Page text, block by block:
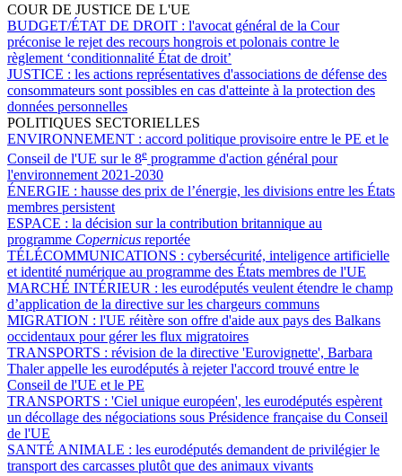
COUR DE JUSTICE DE L'UE
BUDGET/ÉTAT DE DROIT : l'avocat général de la Cour
préconise le rejet des recours hongrois et polonais contre le
règlement ‘conditionnalité État de droit’
JUSTICE : les actions représentatives d'associations de défense des
consommateurs sont possibles en cas d'atteinte à la protection des
données personnelles
POLITIQUES SECTORIELLES
ENVIRONNEMENT : accord politique provisoire entre le PE et le
Conseil de l'UE sur le 8e programme d'action général pour
l'environnement 2021-2030
ÉNERGIE : hausse des prix de l’énergie, les divisions entre les États
membres persistent
ESPACE : la décision sur la contribution britannique au
programme Copernicus reportée
TÉLÉCOMMUNICATIONS : cybersécurité, inteligence artificielle
et identité numérique au programme des États membres de l'UE
MARCHÉ INTÉRIEUR : les eurodéputés veulent étendre le champ
d’application de la directive sur les chargeurs communs
MIGRATION : l'UE réitère son offre d'aide aux pays des Balkans
occidentaux pour gérer les flux migratoires
TRANSPORTS : révision de la directive 'Eurovignette', Barbara
Thaler appelle les eurodéputés à rejeter l'accord trouvé entre le
Conseil de l'UE et le PE
TRANSPORTS : 'Ciel unique européen', les eurodéputés espèrent
un décollage des négociations sous Présidence française du Conseil
de l'UE
SANTÉ ANIMALE : les eurodéputés demandent de privilégier le
transport des carcasses plutôt que des animaux vivants